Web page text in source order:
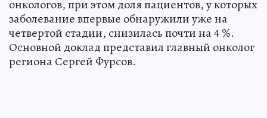
онкологов, при этом доля пациентов, у которых
заболевание впервые обнаружили уже на
четвертой стадии, снизилась почти на 4 %.
Основной доклад представил главный онколог
региона Сергей Фурсов.